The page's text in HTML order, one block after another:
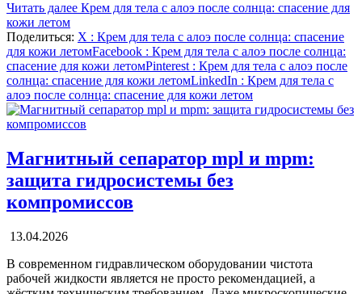
Читать далее Крем для тела с алоэ после солнца: спасение для
кожи летом
Поделиться: X : Крем для тела с алоэ после солнца: спасение
для кожи летомFacebook : Крем для тела с алоэ после солнца:
спасение для кожи летомPinterest : Крем для тела с алоэ после
солнца: спасение для кожи летомLinkedIn : Крем для тела с
алоэ после солнца: спасение для кожи летом
Магнитный сепаратор mpl и mpm:
защита гидросистемы без
компромиссов
13.04.2026
В современном гидравлическом оборудовании чистота
рабочей жидкости является не просто рекомендацией, а